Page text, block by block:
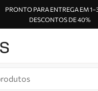
PRONTO PARA ENTREGA EM
DESCONTOS DE 40%